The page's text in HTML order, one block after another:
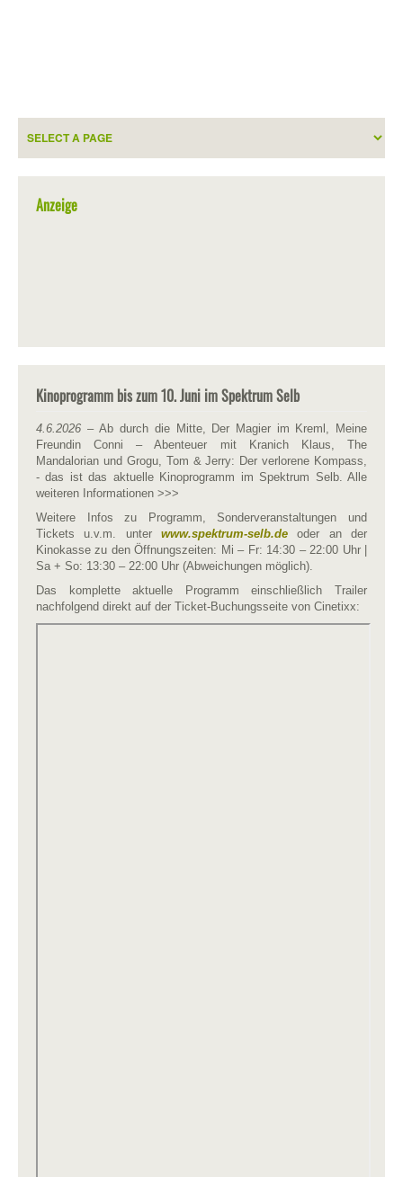
Anzeige
Kinoprogramm bis zum 10. Juni im Spektrum Selb
4.6.2026 – Ab durch die Mitte, Der Magier im Kreml, Meine
Freundin Conni – Abenteuer mit Kranich Klaus, The
Mandalorian und Grogu, Tom & Jerry: Der verlorene Kompass,
- das ist das aktuelle Kinoprogramm im Spektrum Selb. Alle
weiteren Informationen >>>
Weitere Infos zu Programm, Sonderveranstaltungen und
Tickets u.v.m. unter www.spektrum-selb.de oder an der
Kinokasse zu den Öffnungszeiten: Mi – Fr: 14:30 – 22:00 Uhr |
Sa + So: 13:30 – 22:00 Uhr (Abweichungen möglich).
Das komplette aktuelle Programm einschließlich Trailer
nachfolgend direkt auf der Ticket-Buchungsseite von Cinetixx: